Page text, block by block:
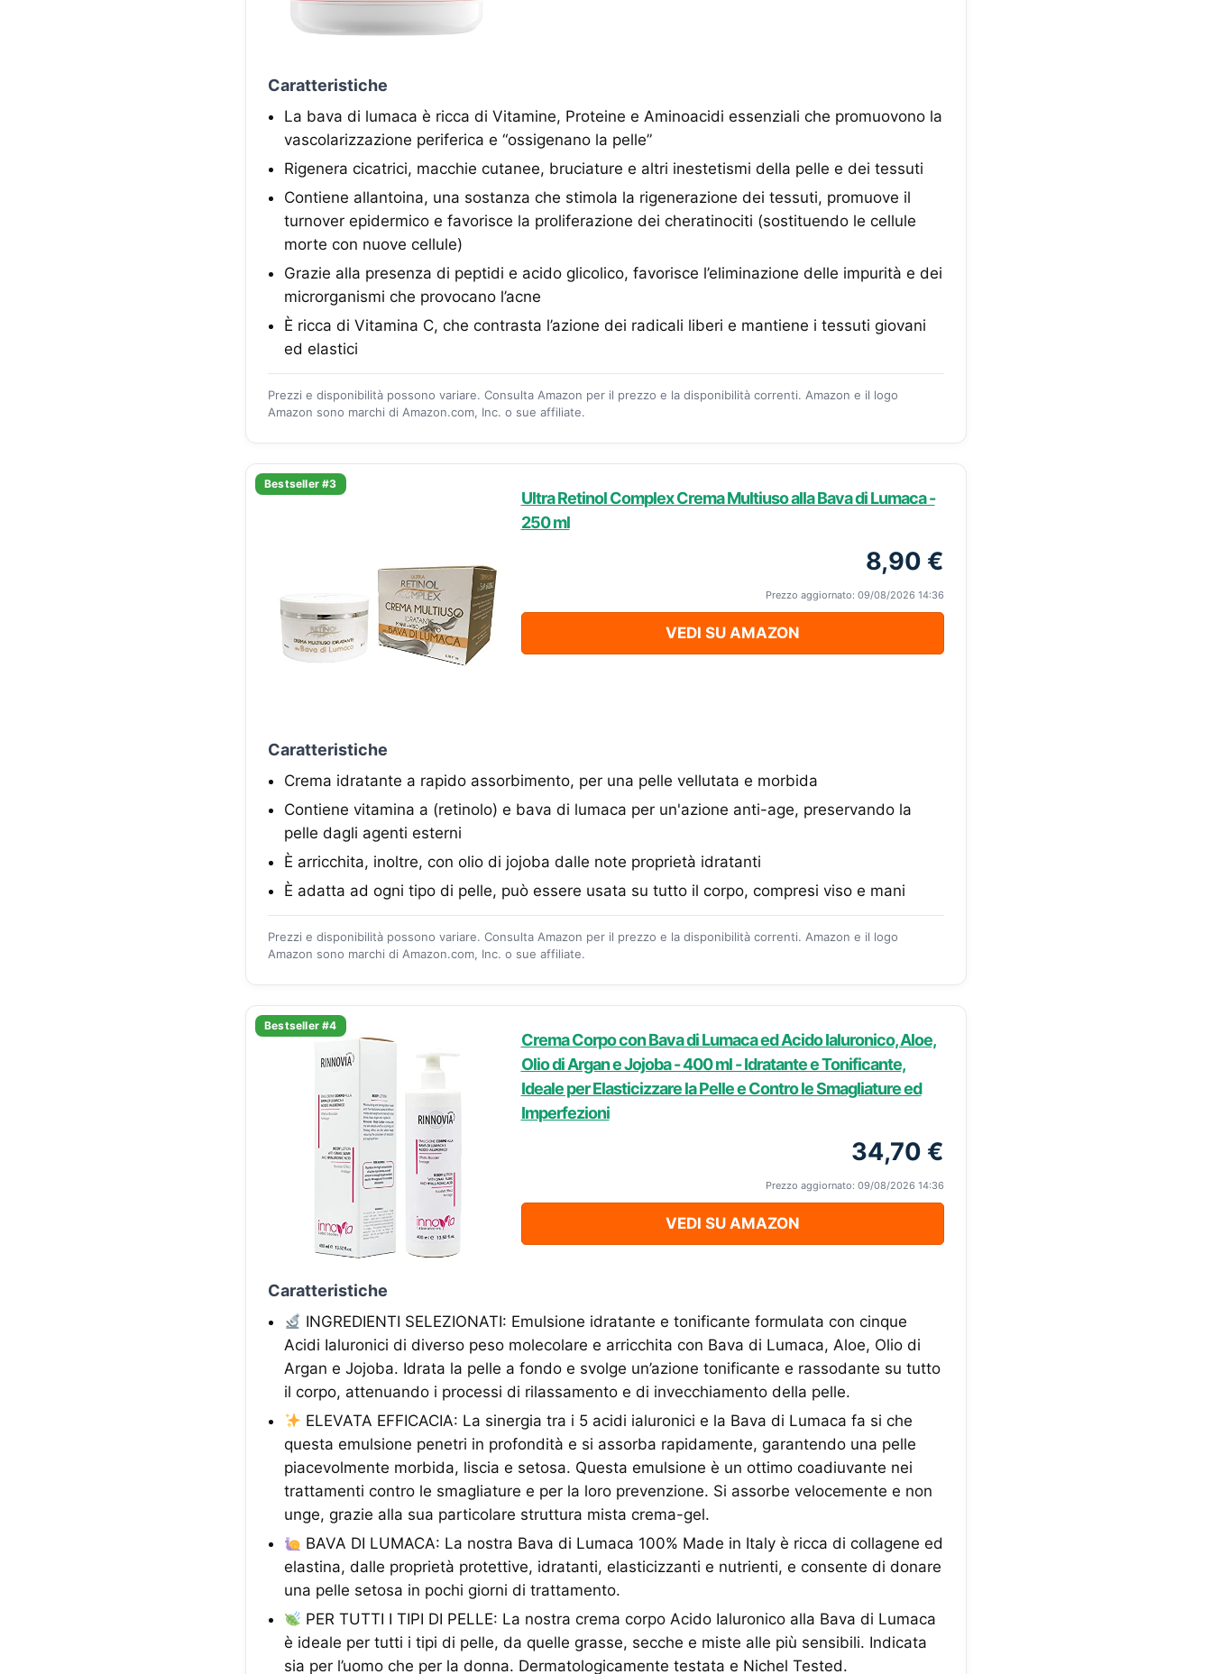
Caratteristiche
La bava di lumaca è ricca di Vitamine, Proteine e Aminoacidi essenziali che promuovono la
vascolarizzazione periferica e “ossigenano la pelle”
Rigenera cicatrici, macchie cutanee, bruciature e altri inestetismi della pelle e dei tessuti
Contiene allantoina, una sostanza che stimola la rigenerazione dei tessuti, promuove il
turnover epidermico e favorisce la proliferazione dei cheratinociti (sostituendo le cellule
morte con nuove cellule)
Grazie alla presenza di peptidi e acido glicolico, favorisce l’eliminazione delle impurità e dei
microrganismi che provocano l’acne
È ricca di Vitamina C, che contrasta l’azione dei radicali liberi e mantiene i tessuti giovani
ed elastici
Prezzi e disponibilità possono variare. Consulta Amazon per il prezzo e la disponibilità correnti. Amazon e il logo
Amazon sono marchi di Amazon.com, Inc. o sue affiliate.
Bestseller #3
Ultra Retinol Complex Crema Multiuso alla Bava di Lumaca -
250 ml
8,90 €
Prezzo aggiornato: 09/08/2026 14:36
VEDI SU AMAZON
Caratteristiche
Crema idratante a rapido assorbimento, per una pelle vellutata e morbida
Contiene vitamina a (retinolo) e bava di lumaca per un'azione anti-age, preservando la
pelle dagli agenti esterni
È arricchita, inoltre, con olio di jojoba dalle note proprietà idratanti
È adatta ad ogni tipo di pelle, può essere usata su tutto il corpo, compresi viso e mani
Prezzi e disponibilità possono variare. Consulta Amazon per il prezzo e la disponibilità correnti. Amazon e il logo
Amazon sono marchi di Amazon.com, Inc. o sue affiliate.
Bestseller #4
Crema Corpo con Bava di Lumaca ed Acido Ialuronico, Aloe,
Olio di Argan e Jojoba - 400 ml - Idratante e Tonificante,
Ideale per Elasticizzare la Pelle e Contro le Smagliature ed
Imperfezioni
34,70 €
Prezzo aggiornato: 09/08/2026 14:36
VEDI SU AMAZON
Caratteristiche
INGREDIENTI SELEZIONATI: Emulsione idratante e tonificante formulata con cinque
Acidi Ialuronici di diverso peso molecolare e arricchita con Bava di Lumaca, Aloe, Olio di
Argan e Jojoba. Idrata la pelle a fondo e svolge un’azione tonificante e rassodante su tutto
il corpo, attenuando i processi di rilassamento e di invecchiamento della pelle.
ELEVATA EFFICACIA: La sinergia tra i 5 acidi ialuronici e la Bava di Lumaca fa si che
questa emulsione penetri in profondità e si assorba rapidamente, garantendo una pelle
piacevolmente morbida, liscia e setosa. Questa emulsione è un ottimo coadiuvante nei
trattamenti contro le smagliature e per la loro prevenzione. Si assorbe velocemente e non
unge, grazie alla sua particolare struttura mista crema-gel.
BAVA DI LUMACA: La nostra Bava di Lumaca 100% Made in Italy è ricca di collagene ed
elastina, dalle proprietà protettive, idratanti, elasticizzanti e nutrienti, e consente di donare
una pelle setosa in pochi giorni di trattamento.
PER TUTTI I TIPI DI PELLE: La nostra crema corpo Acido Ialuronico alla Bava di Lumaca
è ideale per tutti i tipi di pelle, da quelle grasse, secche e miste alle più sensibili. Indicata
sia per l’uomo che per la donna. Dermatologicamente testata e Nichel Tested.